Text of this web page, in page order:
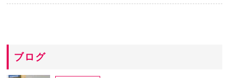
ブログ